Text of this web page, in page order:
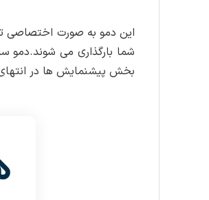
این دمو به صورت اختصاصی
شما بارگذاری می شوند.دمو
بخش پیشنمایش ها در